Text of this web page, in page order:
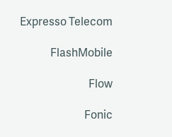
Expresso Telecom
FlashMobile
Flow
Fonic